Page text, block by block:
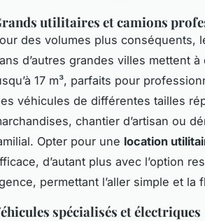
utilitaires et camions
des volumes plus conséquents,
d’autres grandes villes mettent
17 m³, parfaits pour
véhicules de différentes tailles
chantier d’artisan ou
Opter pour une location
d’autant plus avec l’option
permettant l’aller simple et la
spécialisés et électriques